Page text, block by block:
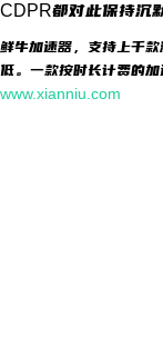
CDPR都对此保持沉
鲜牛加速器，支持上千
低。一款按时长计费的
www.xianniu.com